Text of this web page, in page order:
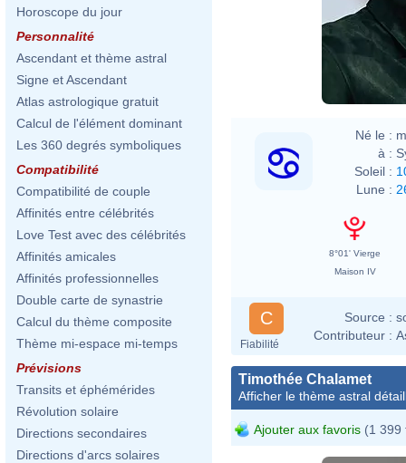
Horoscope du jour
Personnalité
Ascendant et thème astral
Signe et Ascendant
Atlas astrologique gratuit
Calcul de l'élément dominant
Les 360 degrés symboliques
Compatibilité
Compatibilité de couple
Affinités entre célébrités
Love Test avec des célébrités
Affinités amicales
Affinités professionnelles
Double carte de synastrie
Calcul du thème composite
Thème mi-espace mi-temps
Prévisions
Transits et éphémérides
Révolution solaire
Directions secondaires
Directions d'arcs solaires
Né le :
à :
Soleil :
Lune :
8°01' Vierge
Maison IV
C
Fiabilité
Source :
Contributeur :
Timothée Chalamet
Afficher le thème astral
Ajouter aux favoris (1 399